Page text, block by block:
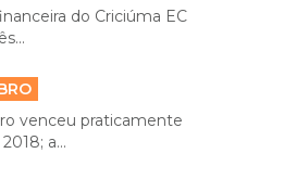
do Criciúma EC
venceu praticamente
a...